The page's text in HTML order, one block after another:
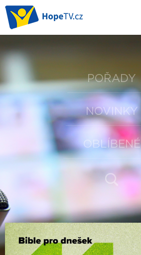
POŘADY
NOVINKY
OBLÍBENÉ